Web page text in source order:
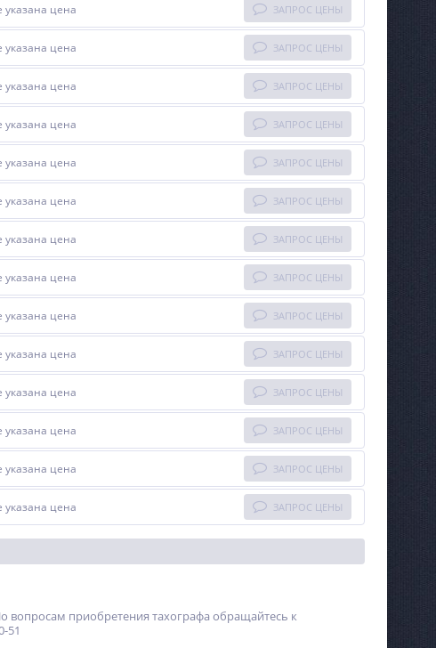
указана цена ЗАПРОС ЦЕНЫ
указана цена ЗАПРОС ЦЕНЫ
указана цена ЗАПРОС ЦЕНЫ
указана цена ЗАПРОС ЦЕНЫ
указана цена ЗАПРОС ЦЕНЫ
указана цена ЗАПРОС ЦЕНЫ
указана цена ЗАПРОС ЦЕНЫ
указана цена ЗАПРОС ЦЕНЫ
указана цена ЗАПРОС ЦЕНЫ
указана цена ЗАПРОС ЦЕНЫ
указана цена ЗАПРОС ЦЕНЫ
указана цена ЗАПРОС ЦЕНЫ
указана цена ЗАПРОС ЦЕНЫ
указана цена ЗАПРОС ЦЕНЫ
вопросам приобретения тахографа обращайтесь к
51